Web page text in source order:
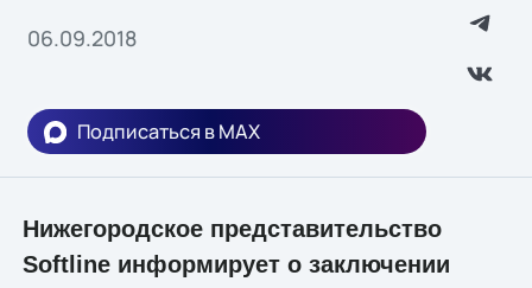
06.09.2018
Подписаться в MAX
Нижегородское представительство
Softline информирует о заключении